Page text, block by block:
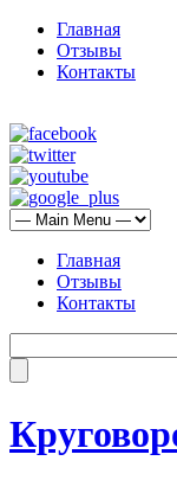
Главная
Отзывы
Контакты
Главная
Отзывы
Контакты